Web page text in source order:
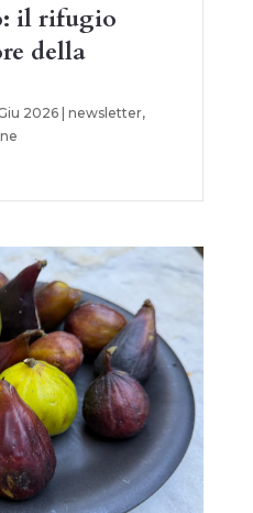
il rifugio
della
2026| newsletter,